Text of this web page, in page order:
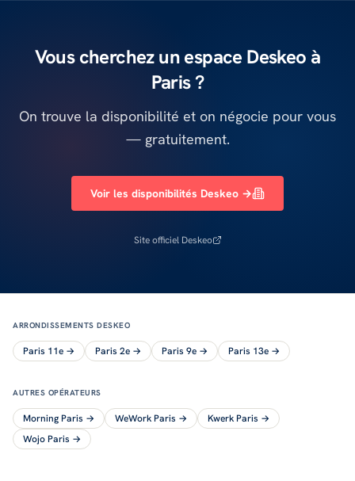
Vous cherchez un espace Deskeo à
Paris ?
On trouve la disponibilité et on négocie pour vous
— gratuitement.
Voir les disponibilités Deskeo →
Site officiel Deskeo
ARRONDISSEMENTS DESKEO
Paris 11e → Paris 2e → Paris 9e → Paris 13e →
AUTRES OPÉRATEURS
Morning Paris → WeWork Paris → Kwerk Paris →
Wojo Paris →